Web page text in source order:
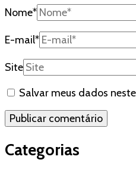
Nome*
E-mail*
Site
Salvar meus dados
Categorias